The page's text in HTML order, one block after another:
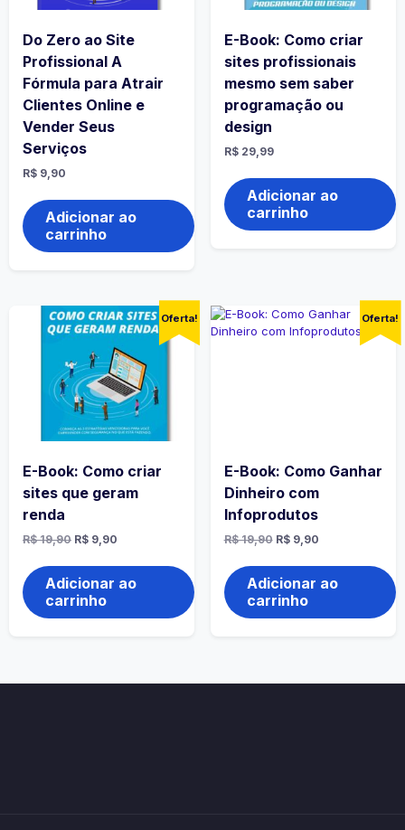
Do Zero ao Site
Profissional A
Fórmula para Atrair
Clientes Online e
Vender Seus
Serviços
R$ 9,90
Adicionar ao
carrinho
E-Book: Como criar
sites profissionais
mesmo sem saber
programação ou
design
R$29,99
Adicionar ao
carrinho
Oferta!
E-Book: Como criar
sites que geram
renda
R$19,90 R$ 9,90
Adicionar ao
carrinho
Oferta!
E-Book: Como Ganhar
Dinheiro com
Infoprodutos
R$19,90 R$9,90
Adicionar ao
carrinho